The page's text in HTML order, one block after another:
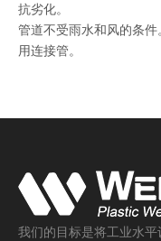
抗劣化。
管道不受雨水和风的条
用连接管。
我们的目标是将工业水